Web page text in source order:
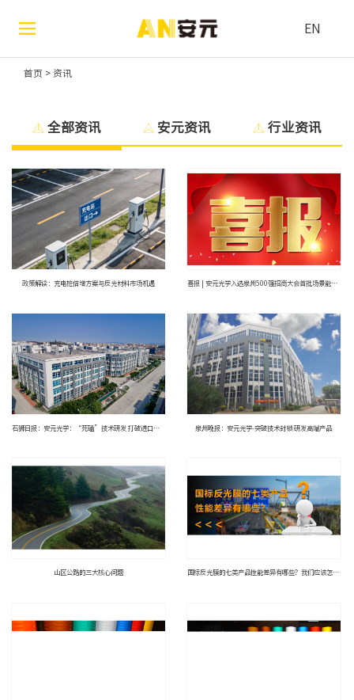
EN
首页 > 资讯
全部资讯 安元资讯 行业资讯
政策解读：充电桩倍增方案与反光材料市场机遇 喜报 | 安元光学入选泉州500强招商大会首批场景能力清单
石狮日报：安元光学：“死磕”技术研发 打破进口依赖 泉州晚报：安元光学-突破技术封锁 研发高端产品
山区公路的三大核心问题 国标反光膜的七类产品性能差异有哪些？我们应该怎么选？